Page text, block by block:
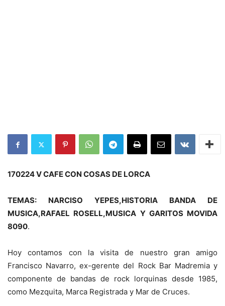
170224 V CAFE CON COSAS DE LORCA
TEMAS: NARCISO YEPES,HISTORIA BANDA DE
MUSICA,RAFAEL ROSELL,MUSICA Y GARITOS MOVIDA
8090.
Hoy contamos con la visita de nuestro gran amigo
Francisco Navarro, ex-gerente del Rock Bar Madremia y
componente de bandas de rock lorquinas desde 1985,
como Mezquita, Marca Registrada y Mar de Cruces.